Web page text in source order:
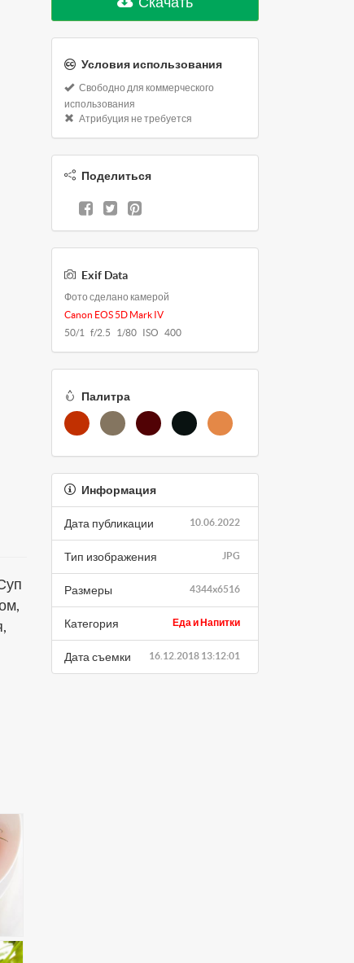
Условия использования
Свободно для коммерческого
использования
Атрибуция не требуется
Поделиться
Exif Data
Фото сделано камерой
Canon EOS 5D Mark IV
50/1 f/2.5 1/80 ISO 400
Палитра
Информация
10.06.2022
Дата публикации
JPG
Тип изображения
4344x6516
Размеры
Еда и Напитки
Категория
16.12.2018 13:12:01
Дата съемки